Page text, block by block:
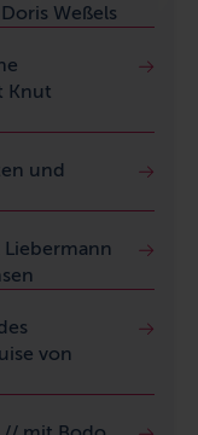
Weßels
Knut
und
von